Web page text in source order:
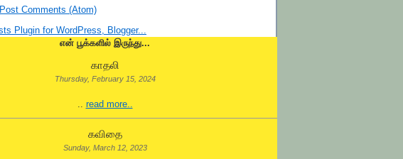
Post Comments (Atom)
என் பூக்களில் இருந்து...
காதலி
Thursday, February 15, 2024
.. read more..
கவிதை
Sunday, March 12, 2023